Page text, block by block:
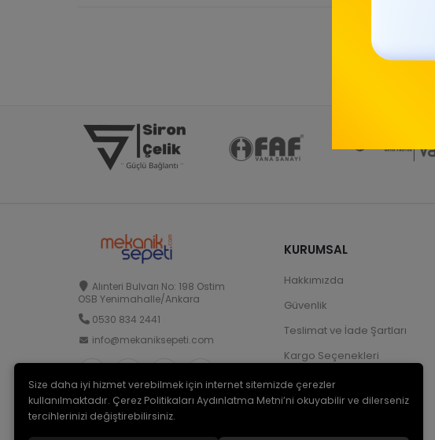
Alınteri Bulvarı No: 198 Ostim
OSB Yenimahalle/Ankara
0530 834 2441
info@mekaniksepeti.com
KURUMSAL
Hakkımızda
Güvenlik
Teslimat ve İade Şartları
Kargo Seçenekleri
Size daha iyi hizmet verebilmek için internet sitemizde çerezler
kullanılmaktadır. Çerez Politikaları Aydınlatma Metni’ni okuyabilir ve dilerseniz
tercihlerinizi değiştirebilirsiniz.